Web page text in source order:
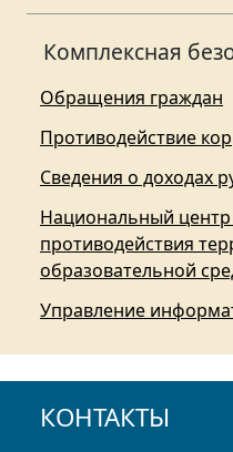
Комплексная
Обращения граждан
Противодействие
Сведения о доходах
Национальный
противодействия
образовательной
Управление
КОНТАКТЫ